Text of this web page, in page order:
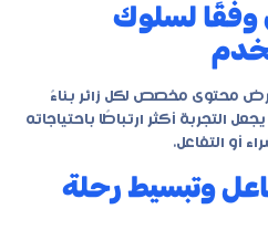
لسلوك
محتوى مخصص لكل زائر بناءً
التجربة أكثر ارتباطًا باحتياجاته
أو التفاعل.
وتبسيط رحلة